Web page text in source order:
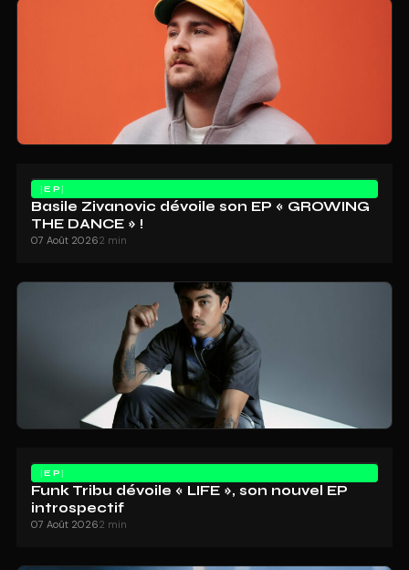
EP
Basile Zivanovic dévoile son EP « GROWING
THE DANCE » !
07 Août 20262 min
EP
Funk Tribu dévoile « LIFE », son nouvel EP
introspectif
07 Août 20262 min